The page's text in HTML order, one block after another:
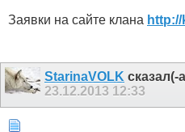
Заявки на сайте клана
StarinaVOLK сказал(-
23.12.2013 12:33